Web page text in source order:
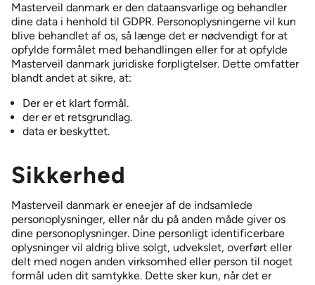
Masterveil danmark er den dataansvarlige og behandler
dine data i henhold til GDPR. Personoplysningerne vil kun
blive behandlet af os, så længe det er nødvendigt for at
opfylde formålet med behandlingen eller for at opfylde
Masterveil danmark juridiske forpligtelser. Dette omfatter
blandt andet at sikre, at:
Der er et klart formål.
der er et retsgrundlag.
data er beskyttet.
Sikkerhed
Masterveil danmark er eneejer af de indsamlede
personoplysninger, eller når du på anden måde giver os
dine personoplysninger. Dine personligt identificerbare
oplysninger vil aldrig blive solgt, udvekslet, overført eller
delt med nogen anden virksomhed eller person til noget
formål uden dit samtykke. Dette sker kun, når det er